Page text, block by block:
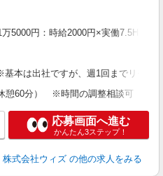
5000円：時給2000円×実働7.5H×21
本は出社ですが、週1回までリモー
憩60分） ※時間の調整相談可 【残
応募画面へ進む
かんたん3ステップ！
株式会社ウィズ の他の求人をみる